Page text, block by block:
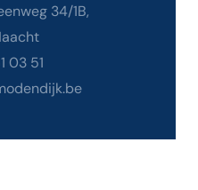
34/1B,
03 51